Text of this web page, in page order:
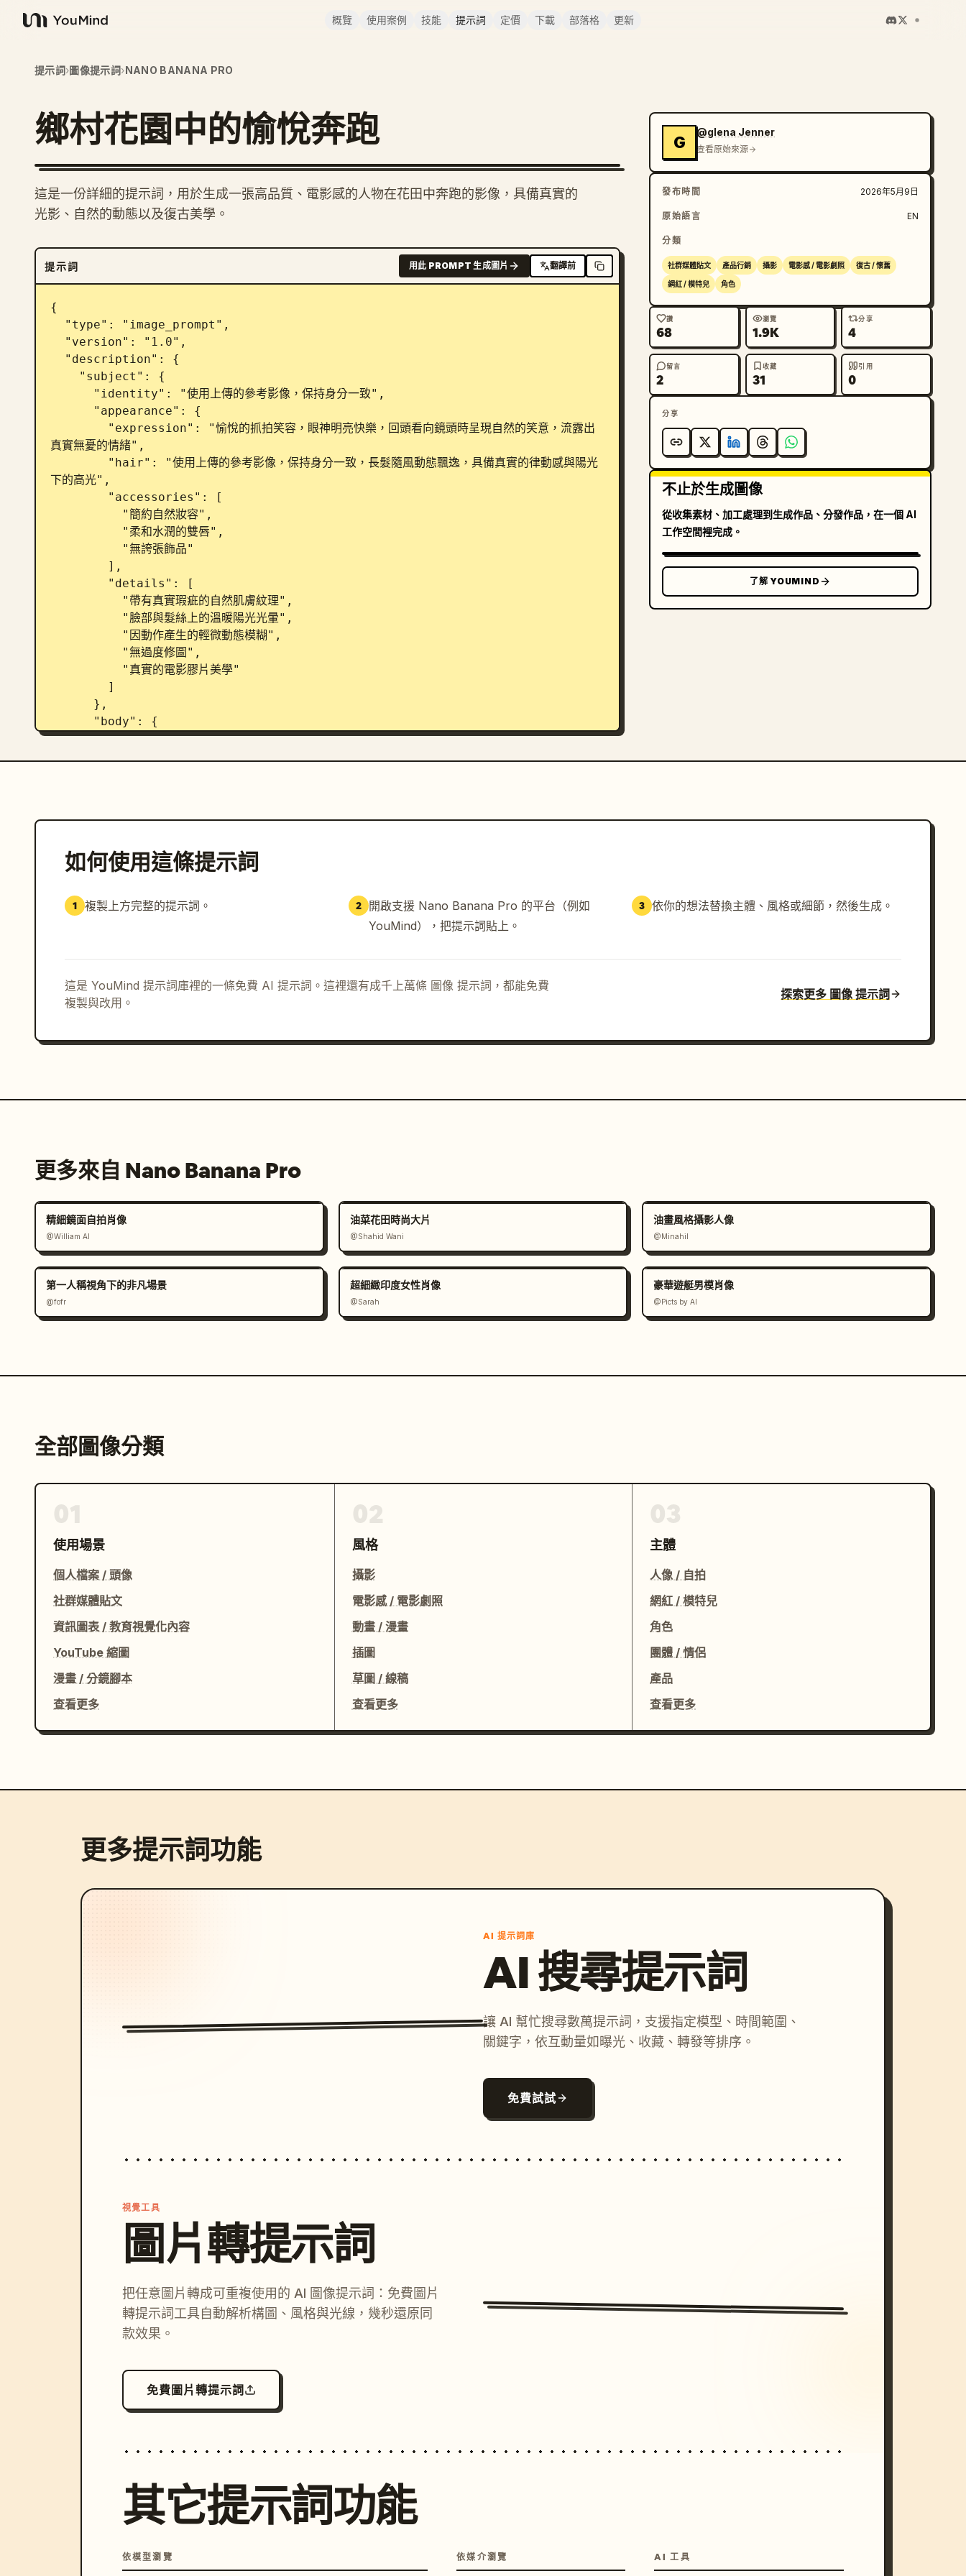
YouMind
概覽 使用案例 技能 提示詞 定價 下載 部落格 更新
提示詞›圖像提示詞›NANO BANANA PRO
鄉村花園中的愉悅奔跑
這是一份詳細的提示詞，用於生成一張高品質、電影感的人物在花田中奔跑的影像，具備真實的
光影、自然的動態以及復古美學。
提示詞 用此 PROMPT 生成圖片 翻譯前
{
真實無憂的情緒",
下的高光",
        "type": "纖細的女性身形",
        ]
    },
    "clothing": {
      "dress": {
        "type": "
復古碎花夏日連身裙
",
          "短泡泡袖",
          "收腰剪裁",
      "footwear": {
          "赤腳在花園小徑上奔跑",
          "放鬆無憂的夏日美學"
      }
    },
    "pose": {
      "stance": "在花園中俏皮地奔跑，同時回頭看向鏡頭",
      "body_position": "身體自然向前移動並帶有輕微動態模糊，肩膀轉向鏡頭，裙擺與髮絲隨動作
動態飄揚",
      "hands": "奔跑時一隻手自然地向鏡頭方向微微伸展",
        "真實的抓拍動態",
        "動態的電影感構圖"
      ]
    "environment": {
        "開滿鮮花的大型花園",
        "遠處優雅的鄉村莊園",
        "綠樹與溫暖的夏日氛圍",
      ],
      "atmosphere": "具備懷舊情感能量的浪漫電影感夏日氛圍"
  }
}
G
@glena Jenner
查看原始來源
發布時間 2026年5月9日
原始語言 EN
分類
社群媒體貼文 產品行銷 攝影 電影感 / 電影劇照 復古 / 懷舊
網紅 / 模特兒 角色
讚
68
瀏覽
1.9K
分享
4
留言
2
收藏
31
引用
0
分享
不止於生成圖像
從收集素材、加工處理到生成作品、分發作品，在一個 AI
工作空間裡完成。
了解 YOUMIND
如何使用這條提示詞
1 複製上方完整的提示詞。 2 開啟支援 Nano Banana Pro 的平台（例如
YouMind），把提示詞貼上。
3 依你的想法替換主體、風格或細節，然後生成。
這是 YouMind 提示詞庫裡的一條免費 AI 提示詞。這裡還有成千上萬條 圖像 提示詞，都能免費
複製與改用。
探索更多 圖像 提示詞
更多來自 Nano Banana Pro
精細鏡面自拍肖像
@William AI
油菜花田時尚大片
@Shahid Wani
油畫風格攝影人像
@Minahil
第一人稱視角下的非凡場景
@fofr
超細緻印度女性肖像
@Sarah
豪華遊艇男模肖像
@Picts by AI
全部圖像分類
使用場景
個人檔案 / 頭像
社群媒體貼文
資訊圖表 / 教育視覺化內容
YouTube 縮圖
漫畫 / 分鏡腳本
查看更多
風格
攝影
電影感 / 電影劇照
動畫 / 漫畫
插圖
草圖 / 線稿
查看更多
主體
人像 / 自拍
網紅 / 模特兒
角色
團體 / 情侶
產品
查看更多
更多提示詞功能
AI 提示詞庫
AI 搜尋提示詞
讓 AI 幫忙搜尋數萬提示詞，支援指定模型、時間範圍、
關鍵字，依互動量如曝光、收藏、轉發等排序。
免費試試
視覺工具
圖片轉提示詞
把任意圖片轉成可重複使用的 AI 圖像提示詞：免費圖片
轉提示詞工具自動解析構圖、風格與光線，幾秒還原同
款效果。
免費圖片轉提示詞
其它提示詞功能
依模型瀏覽 依媒介瀏覽 AI 工具